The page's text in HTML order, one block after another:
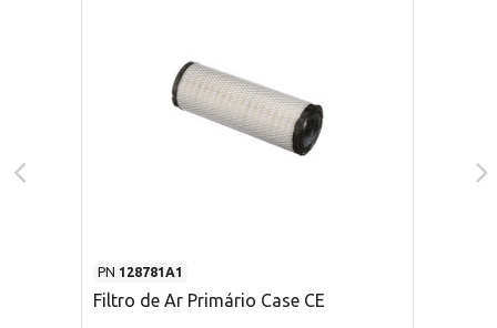
PN 128781A1
Filtro de Ar Primário Case CE